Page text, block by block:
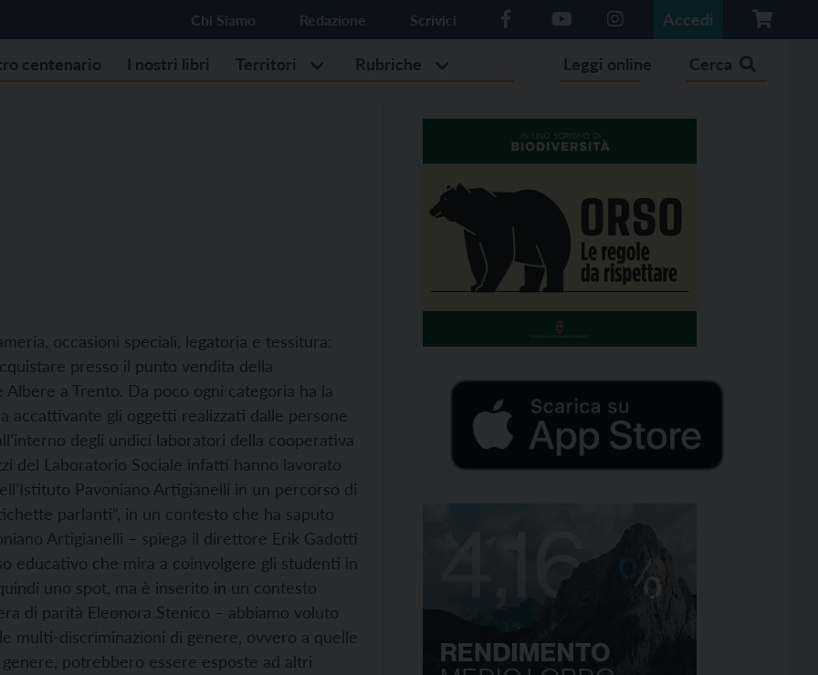
Chi Siamo Redazione Scrivici Accedi
centenario I nostri libri Territori Rubriche Leggi online Cerca
occasioni speciali, legatoria e tessitura:
presso il punto vendita della
a Trento. Da poco ogni categoria ha la
accattivante gli oggetti realizzati dalle persone
degli undici laboratori della cooperativa
del Laboratorio Sociale infatti hanno lavorato
Pavoniano Artigianelli in un percorso di
parlanti”, in un contesto che ha saputo
Artigianelli – spiega il direttore Erik Gadotti
educativo che mira a coinvolgere gli studenti in
uno spot, ma è inserito in un contesto
di parità Eleonora Stenico – abbiamo voluto
multi-discriminazioni di genere, ovvero a quelle
potrebbero essere esposte ad altri